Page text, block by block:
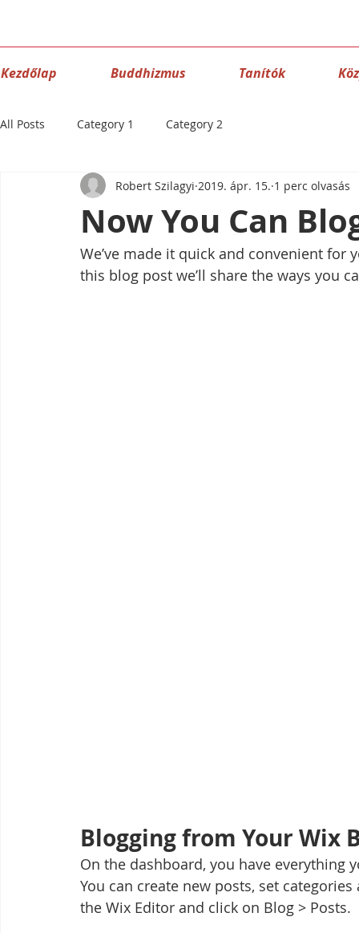
Kezdőlap Buddhizmus Tanítók
All Posts Category 1 Category 2
Now You Can
Robert Szilagyi 2019. ápr. 15. 1 perc olvasás
We’ve made it quick and convenient
this blog post we’ll share the ways you
Blogging from Your Wix
On the dashboard, you have everything
You can create new posts, set
the Wix Editor and click on Blog > Posts.